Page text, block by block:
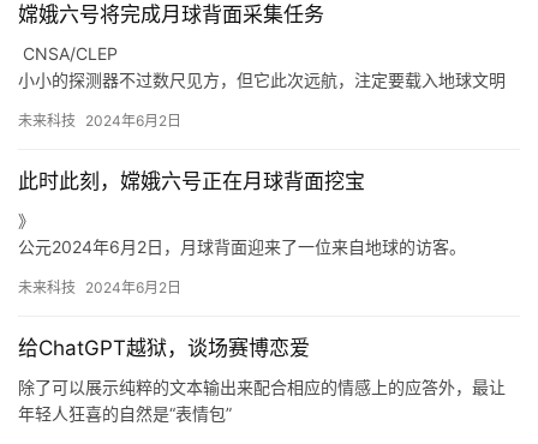
短期来看，生成式AI在各行各业都聚焦于营销、互动，在足球俱乐
部生意中，这也是收入变现的主要途径。
嫦娥六号将完成月球背面采集任务
CNSA/CLEP
小小的探测器不过数尺见方，但它此次远航，注定要载入地球文明
返回式样品采集任务。
因为辉石的富集，完全可以在多种地质条件下发生，而这些地质条
件，每一项都代表着截然不同的月球演化路径：
有学者认为那次庞大的轰击，直接炸飞了月壳，导致月幔暴露在盆
未来科技 2024年6月2日
此时此刻，嫦娥六号正在月球背面挖宝
》
公元2024年6月2日，月球背面迎来了一位来自地球的访客。
小小的探测器不过数尺见方，但它此次远航，注定要载入地球文明
返回式样品采集任务。
月球背面，一个长期充满谜团的太空未知领域，因了嫦娥六号，从
此将成为人们得以捧在手心悉心观察、仔细研究的对象。
未来科技 2024年6月2日
给ChatGPT越狱，谈场赛博恋爱
除了可以展示纯粹的文本输出来配合相应的情感上的应答外，最让
年轻人狂喜的自然是“表情包”